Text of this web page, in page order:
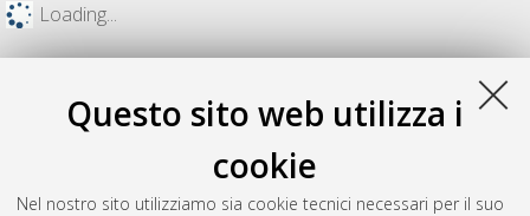
Questo sito web utilizza i
cookie
Nel nostro sito utilizziamo sia cookie tecnici necessari per il suo
Loading...